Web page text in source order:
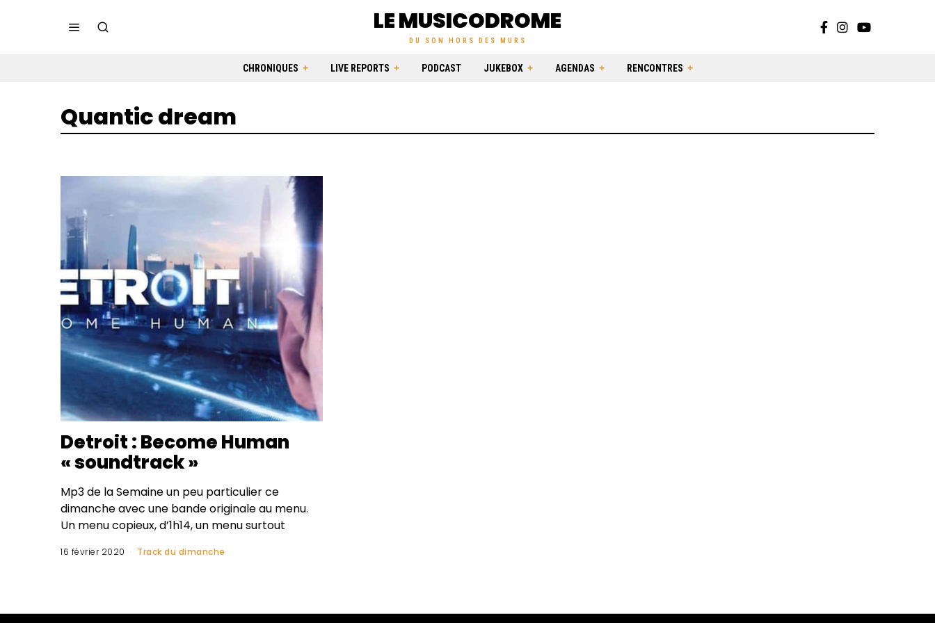
LE MUSICODROME
DU SON HORS DES MURS
CHRONIQUES LIVE REPORTS PODCAST JUKEBOX AGENDAS RENCONTRES
Quantic dream
Detroit : Become Human
« soundtrack »
Mp3 de la Semaine un peu particulier ce
dimanche avec une bande originale au menu.
Un menu copieux, d’1h14, un menu surtout
16 février 2020 Track du dimanche